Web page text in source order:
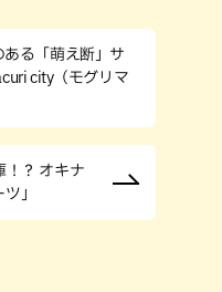
ある「萌え断」サ
city（モグリマ
！？ オキナ
」